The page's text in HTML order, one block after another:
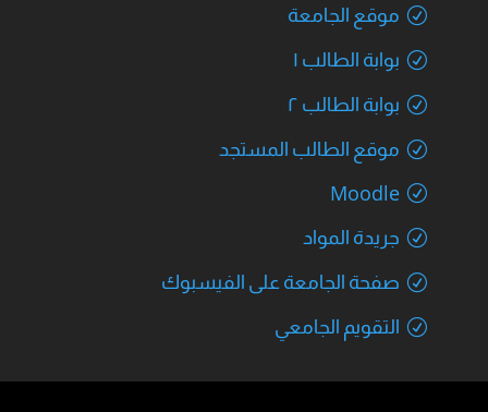
موقع الجامعة
بوابة الطالب ١
بوابة الطالب ٢
موقع الطالب المستجد
Moodle
جريدة المواد
صفحة الجامعة على الفيسبوك
التقويم الجامعي